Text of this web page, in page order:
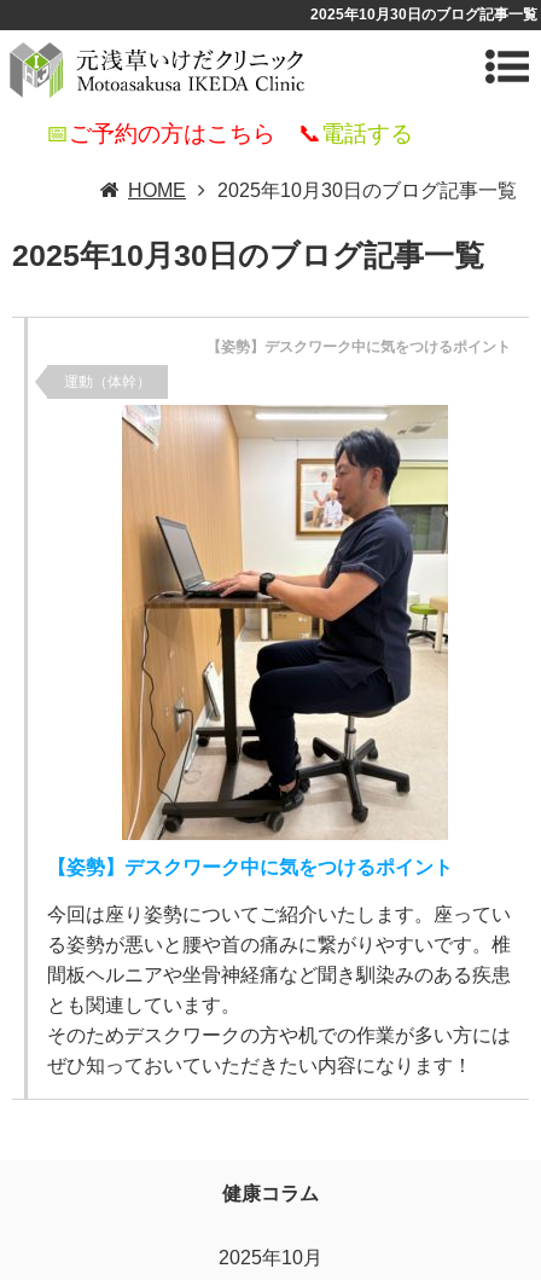
2025年10月30日のブログ記事一覧
📅ご予約の方はこちら 📞電話する
HOME 2025年10月30日のブログ記事一覧
2025年10月30日のブログ記事一覧
【姿勢】デスクワーク中に気をつけるポイント
運動（体幹）
【姿勢】デスクワーク中に気をつけるポイント
今回は座り姿勢についてご紹介いたします。座ってい
る姿勢が悪いと腰や首の痛みに繋がりやすいです。椎
間板ヘルニアや坐骨神経痛など聞き馴染みのある疾患
とも関連しています。
そのためデスクワークの方や机での作業が多い方には
ぜひ知っておいていただきたい内容になります！
健康コラム
2025年10月